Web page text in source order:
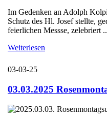
Im Gedenken an Adolph
Schutz des Hl. Josef stellte,
feierlichen Messse, zelebriert
Weiterlesen
03-03-25
03.03.2025